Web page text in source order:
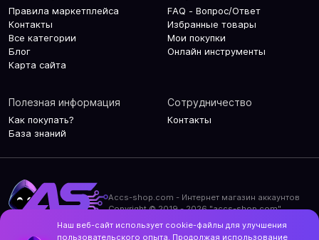
Правила маркетплейса
Контакты
Все категории
Блог
Карта сайта
FAQ - Вопрос/Ответ
Избранные товары
Мои покупки
Онлайн инструменты
Полезная информация
Как покупать?
База знаний
Сотрудничество
Контакты
Accs-shop.com - Интернет магазин аккаунтов
Copyright © 2019 - 2026 "accs-shop.com"
Наш веб-сайт использует cookie-файлы для улучшения
пользовательского опыта. Продолжая использование